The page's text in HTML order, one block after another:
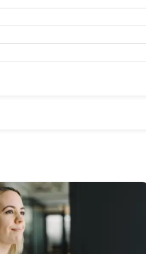
2022年6月 2022年5月
2021年6月 2021年5月
2020年6月 2020年5月
2019年6月 2019年5月